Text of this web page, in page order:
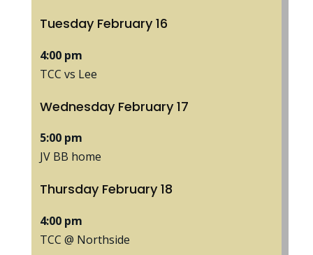
Tuesday February 16
4:00 pm
TCC vs Lee
Wednesday February 17
5:00 pm
JV BB home
Thursday February 18
4:00 pm
TCC @ Northside